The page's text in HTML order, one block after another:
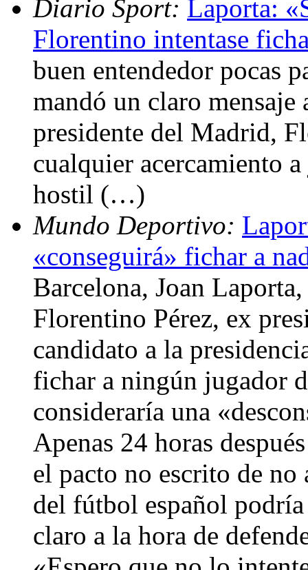
Diario Sport: Laporta:
Florentino intentase
buen entendedor pocas
mandó un claro
presidente del Madrid,
cualquier acercamiento
hostil (…)
Mundo Deportivo:
«conseguirá» fichar a
Barcelona, Joan
Florentino Pérez, ex
candidato a la
fichar a ningún jugador
consideraría una
Apenas 24 horas
el pacto no escrito de no
del fútbol español
claro a la hora de